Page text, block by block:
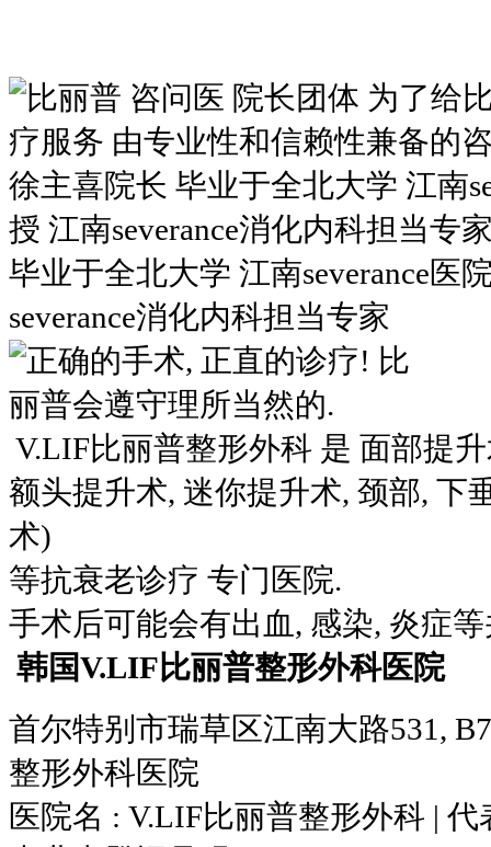
V.LIF比丽普整形外科 是 面部提
额头提升术, 迷你提升术, 颈部, 下
术)
等抗衰老诊疗 专门医院.
手术后可能会有出血, 感染, 炎症
韩国V.LIF比丽普整形外科医院
首尔特别市瑞草区江南大路531,
整形外科医院
医院名 : V.LIF比丽普整形外科 |